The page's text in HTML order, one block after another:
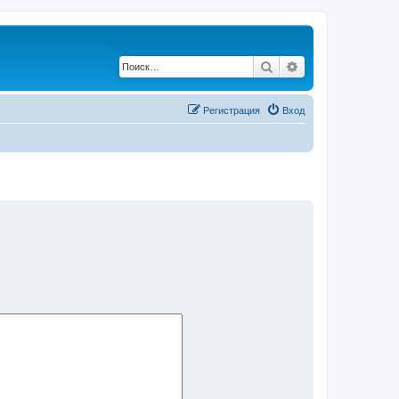
Поиск
Вход
Регистрация